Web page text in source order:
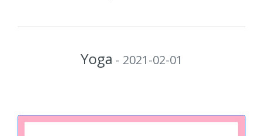
Yoga - 2021-02-01